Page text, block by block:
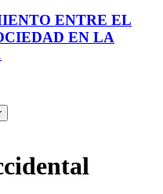
ENTRE EL
EN LA